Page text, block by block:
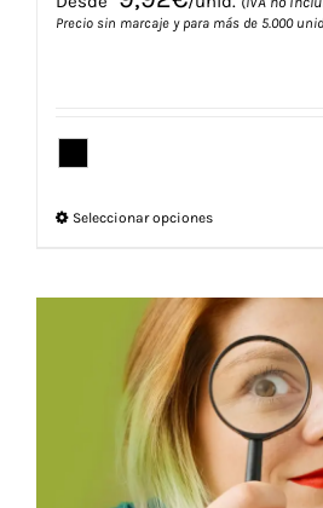
Precio sin marcaje y para más de 5.000
Seleccionar opcionesEste
múltiples
variantes.
Las
opciones
se
pueden
elegir
en